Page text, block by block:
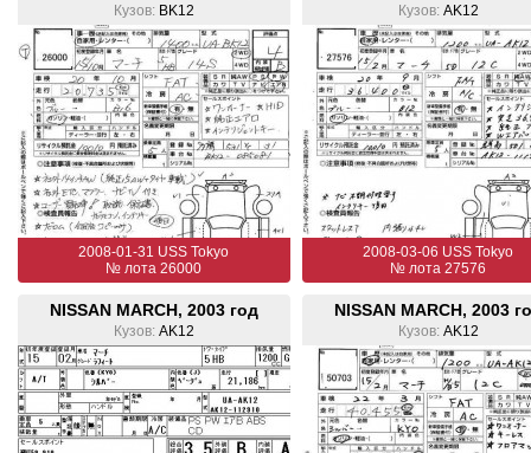
Кузов: BK12
2008-01-31 USS Tokyo
№ лота 26000
Кузов: AK12
2008-03-06 USS Tokyo
№ лота 27576
NISSAN MARCH, 2003 год
Кузов: AK12
NISSAN MARCH, 2003
Кузов: AK12